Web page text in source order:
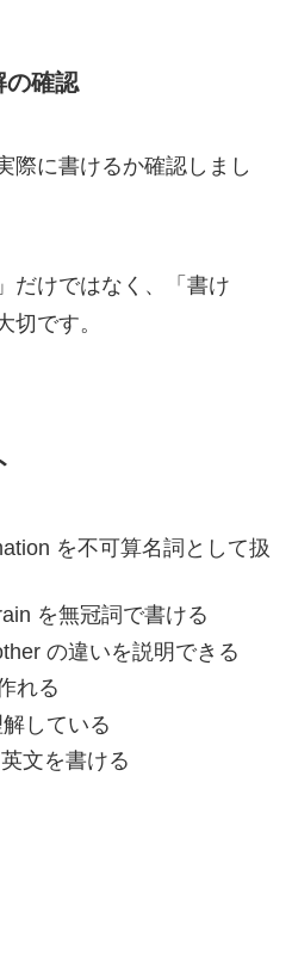
の確認
際に書けるか確認しまし
だけではなく、「書け
切です。
を不可算名詞として扱
を無冠詞で書ける
の違いを説明できる
れる
している
文を書ける